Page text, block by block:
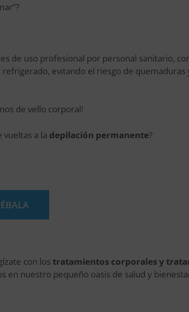
de uso profesional por personal sanitario,
refrigerado, evitando el riesgo de quemaduras
de vello corporal!
vueltas a la depilación permanente?
con los tratamientos corporales y
en nuestro pequeño oasis de salud y